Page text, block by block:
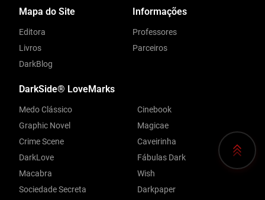
Mapa do Site
Editora
Livros
DarkBlog
Informações
Professores
Parceiros
DarkSide® LoveMarks
Medo Clássico
Graphic Novel
Crime Scene
DarkLove
Macabra
Sociedade Secreta
Cinebook
Magicae
Caveirinha
Fábulas Dark
Wish
Darkpaper